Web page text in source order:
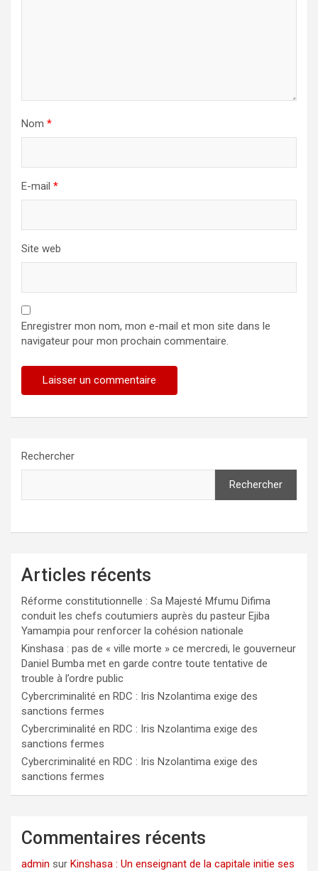
Nom *
E-mail *
Site web
Enregistrer mon nom, mon e-mail et mon site dans le
navigateur pour mon prochain commentaire.
Rechercher
Rechercher
Articles récents
Réforme constitutionnelle : Sa Majesté Mfumu Difima
conduit les chefs coutumiers auprès du pasteur Ejiba
Yamampia pour renforcer la cohésion nationale
Kinshasa : pas de « ville morte » ce mercredi, le gouverneur
Daniel Bumba met en garde contre toute tentative de
trouble à l’ordre public
Cybercriminalité en RDC : Iris Nzolantima exige des
sanctions fermes
Cybercriminalité en RDC : Iris Nzolantima exige des
sanctions fermes
Cybercriminalité en RDC : Iris Nzolantima exige des
sanctions fermes
Commentaires récents
admin sur Kinshasa : Un enseignant de la capitale initie ses